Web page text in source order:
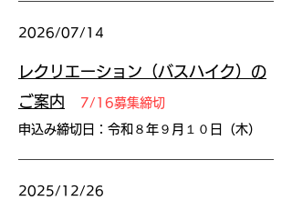
2026/07/14
レクリエーション（バスハイク）の
ご案内
7/16募集締切
申込み締切日：令和８年９月１０日（木）
2025/12/26